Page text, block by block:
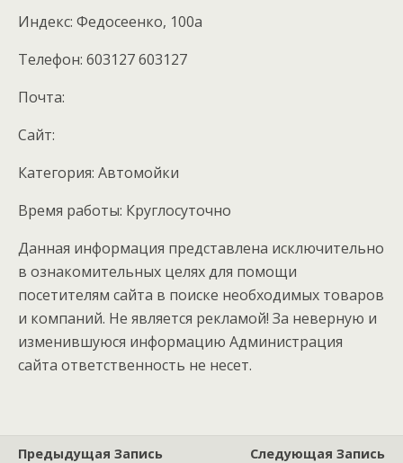
Индекс: Федосеенко, 100а
Телефон: 603127 603127
Почта:
Cайт:
Категория: Автомойки
Время работы: Круглосуточно
Данная информация представлена исключительно
в ознакомительных целях для помощи
посетителям сайта в поиске необходимых товаров
и компаний. Не является рекламой! За неверную и
изменившуюся информацию Администрация
сайта ответственность не несет.
Предыдущая Запись
Следующая Запись